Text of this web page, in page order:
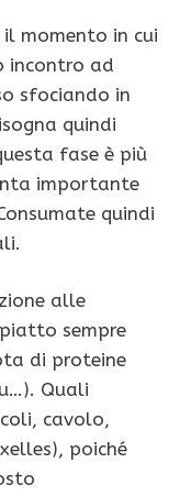
il momento in cui
incontro ad
sfociando in
quindi
fase è più
importante
quindi
alle
sempre
di proteine
Quali
cavolo,
poiché